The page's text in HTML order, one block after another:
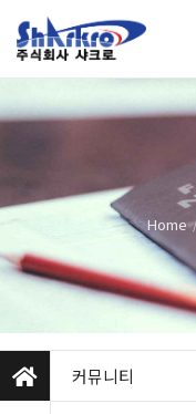
Home
커뮤니티